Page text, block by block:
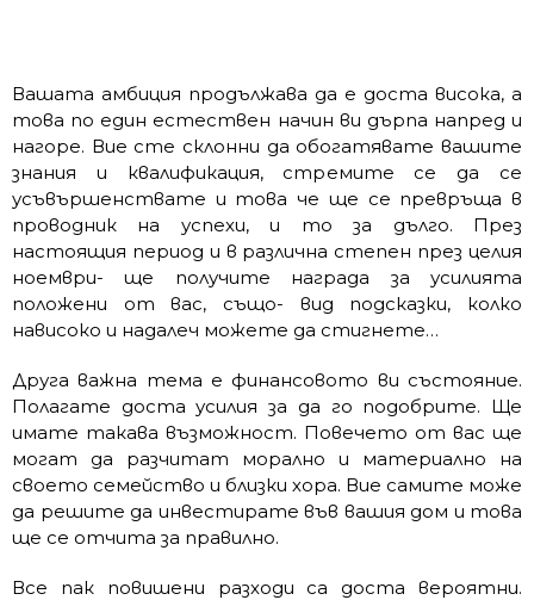
Вашата амбиция продължава да е доста висока, а
това по един естествен начин ви дърпа напред и
нагоре. Вие сте склонни да обогатявате вашите
знания и квалификация, стремите се да се
усъвършенствате и това че ще се превръща в
проводник на успехи, и то за дълго. През
настоящия период и в различна степен през целия
ноември- ще получите награда за усилията
положени от вас, също- вид подсказки, колко
нависоко и надалеч можете да стигнете…
Друга важна тема е финансовото ви състояние.
Полагате доста усилия за да го подобрите. Ще
имате такава възможност. Повечето от вас ще
могат да разчитат морално и материално на
своето семейство и близки хора. Вие самите може
да решите да инвестирате във вашия дом и това
ще се отчита за правилно.
Все пак повишени разходи са доста вероятни.